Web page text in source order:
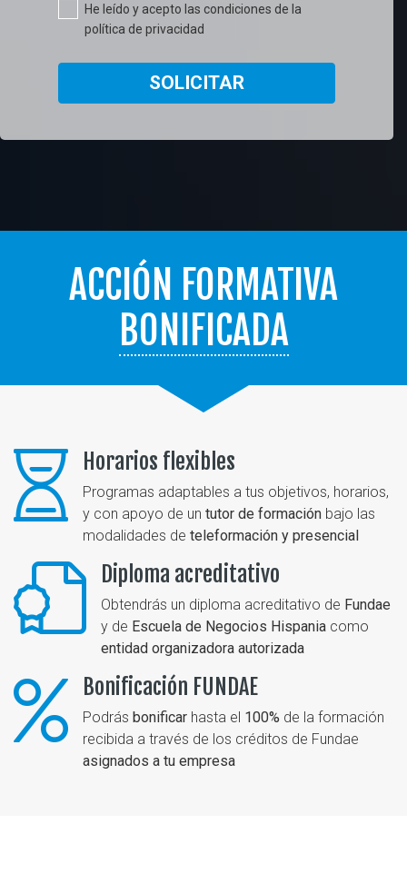
He leído y acepto las condiciones de la
política de privacidad
SOLICITAR
ACCIÓN FORMATIVA
BONIFICADA
Horarios flexibles
Programas adaptables a tus objetivos, horarios,
y con apoyo de un tutor de formación bajo las
modalidades de teleformación y presencial
Diploma acreditativo
Obtendrás un diploma acreditativo de Fundae
y de Escuela de Negocios Hispania como
entidad organizadora autorizada
Bonificación FUNDAE
Podrás bonificar hasta el 100% de la formación
recibida a través de los créditos de Fundae
asignados a tu empresa